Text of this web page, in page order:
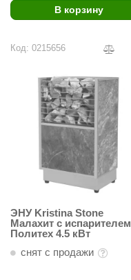
icon
В корзину
Код: 0215656
ЭНУ Kristina Stone
Малахит с испарителем
Политех 4.5 кВт
снят с продажи